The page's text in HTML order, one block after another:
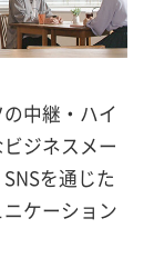
中継・ハイ
ジネスメー
を通じた
ケーション